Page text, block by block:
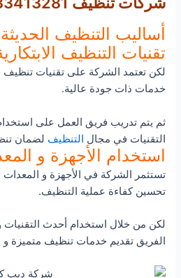
أساليب التنظيف الحديثة
تقنيات التنظيف
لكن تعتمد الشركة على تقنيات تنظيف
خدمات ذات جودة عالية.
ثم يتم تدريب فريق العمل على
التقنيات في مجال التنظيف لضمان
استخدام الأجهزة و
تستثمر الشركة في الأجهزة و
تحسين كفاءة عملية التنظيف.
لكن من خلال استخدام أحدث
الفريق تقديم خدمات تنظيف متميزة و